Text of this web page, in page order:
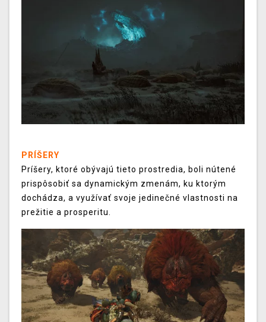
PRÍŠERY
Príšery, ktoré obývajú tieto prostredia, boli nútené
prispôsobiť sa dynamickým zmenám, ku ktorým
dochádza, a využívať svoje jedinečné vlastnosti na
prežitie a prosperitu.